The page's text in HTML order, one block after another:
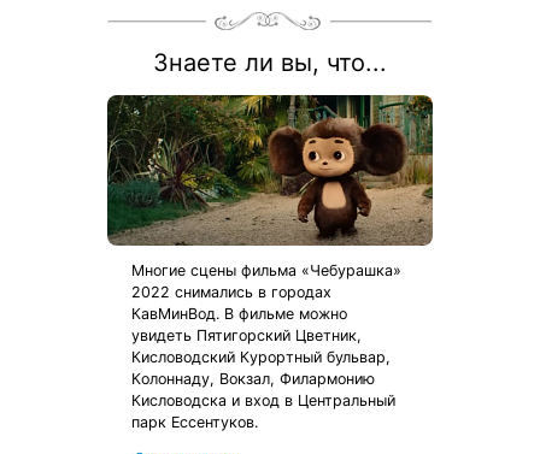
Знаете ли вы, что...
Многие сцены фильма «Чебурашка»
2022 снимались в городах
КавМинВод. В фильме можно
увидеть Пятигорский Цветник,
Кисловодский Курортный бульвар,
Колоннаду, Вокзал, Филармонию
Кисловодска и вход в Центральный
парк Ессентуков.